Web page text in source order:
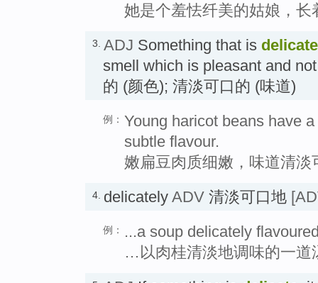
她是个羞怯纤美的姑娘，
3. ADJ Something that is delicate
smell which is pleasant and
的 (颜色); 清淡可口的 (味道)
例： Young haricot beans have
subtle flavour.
嫩扁豆肉质细嫩，味道清淡
4. delicately ADV 清淡可口地
例：
...a soup delicately
…以肉桂清淡地调味的一道